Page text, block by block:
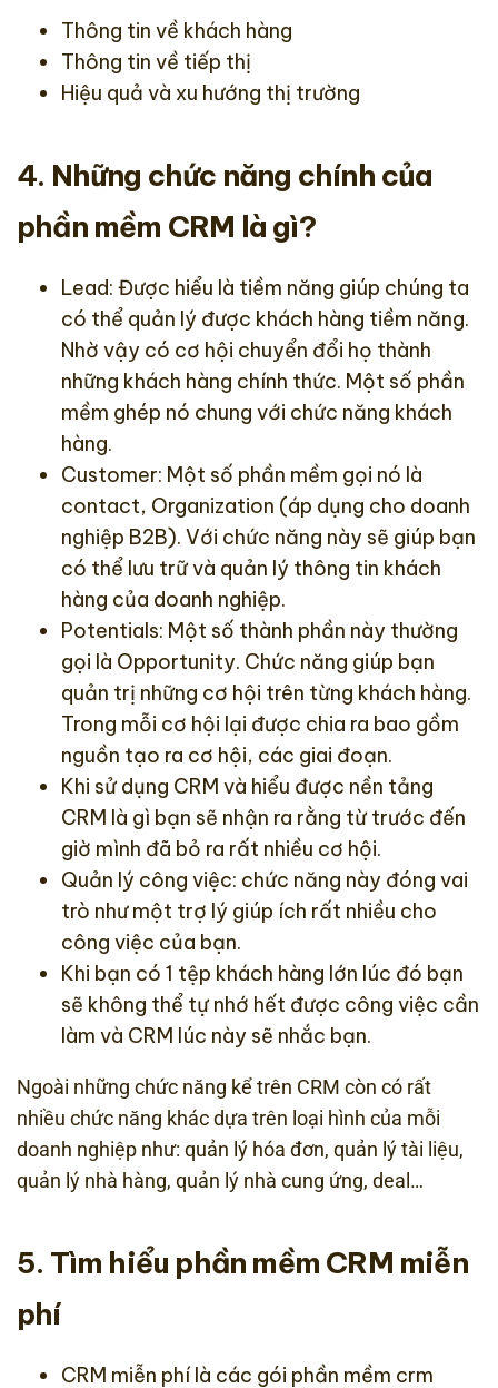
Thông tin về khách hàng
Thông tin về tiếp thị
Hiệu quả và xu hướng thị trường
4. Những chức năng chính của
phần mềm CRM là gì?
Lead: Được hiểu là tiềm năng giúp chúng ta
có thể quản lý được khách hàng tiềm năng.
Nhờ vậy có cơ hội chuyển đổi họ thành
những khách hàng chính thức. Một số phần
mềm ghép nó chung với chức năng khách
hàng.
Customer: Một số phần mềm gọi nó là
contact, Organization (áp dụng cho doanh
nghiệp B2B). Với chức năng này sẽ giúp bạn
có thể lưu trữ và quản lý thông tin khách
hàng của doanh nghiệp.
Potentials: Một số thành phần này thường
gọi là Opportunity. Chức năng giúp bạn
quản trị những cơ hội trên từng khách hàng.
Trong mỗi cơ hội lại được chia ra bao gồm
nguồn tạo ra cơ hội, các giai đoạn.
Khi sử dụng CRM và hiểu được nền tảng
CRM là gì bạn sẽ nhận ra rằng từ trước đến
giờ mình đã bỏ ra rất nhiều cơ hội.
Quản lý công việc: chức năng này đóng vai
trò như một trợ lý giúp ích rất nhiều cho
công việc của bạn.
Khi bạn có 1 tệp khách hàng lớn lúc đó bạn
sẽ không thể tự nhớ hết được công việc cần
làm và CRM lúc này sẽ nhắc bạn.
Ngoài những chức năng kể trên CRM còn có rất
nhiều chức năng khác dựa trên loại hình của mỗi
doanh nghiệp như: quản lý hóa đơn, quản lý tài liệu,
quản lý nhà hàng, quản lý nhà cung ứng, deal…
5. Tìm hiểu phần mềm CRM miễn
phí
CRM miễn phí là các gói phần mềm crm